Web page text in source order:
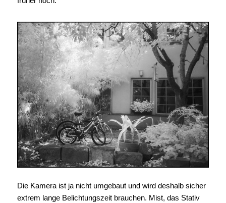
Die Kamera ist ja nicht umgebaut und wird deshalb sicher
extrem lange Belichtungszeit brauchen. Mist, das Stativ